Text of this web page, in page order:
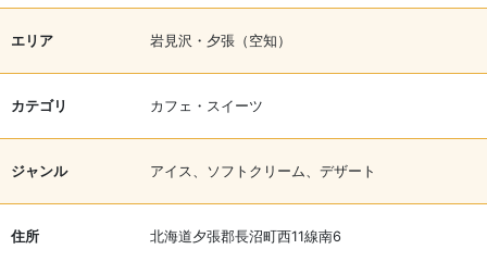
エリア 岩見沢・夕張（空知）
カテゴリ カフェ・スイーツ
ジャンル アイス、ソフトクリーム、デザート
住所 北海道夕張郡長沼町西11線南6